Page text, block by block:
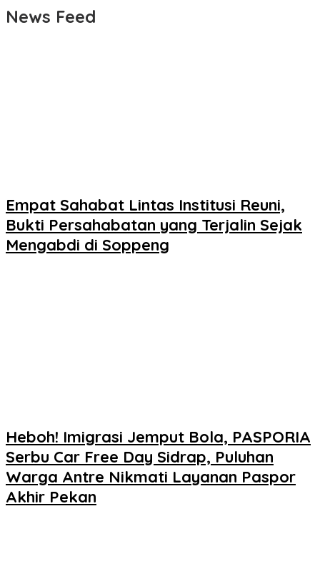
News Feed
Empat Sahabat Lintas Institusi Reuni,
Bukti Persahabatan yang Terjalin Sejak
Mengabdi di Soppeng
Heboh! Imigrasi Jemput Bola, PASPORIA
Serbu Car Free Day Sidrap, Puluhan
Warga Antre Nikmati Layanan Paspor
Akhir Pekan